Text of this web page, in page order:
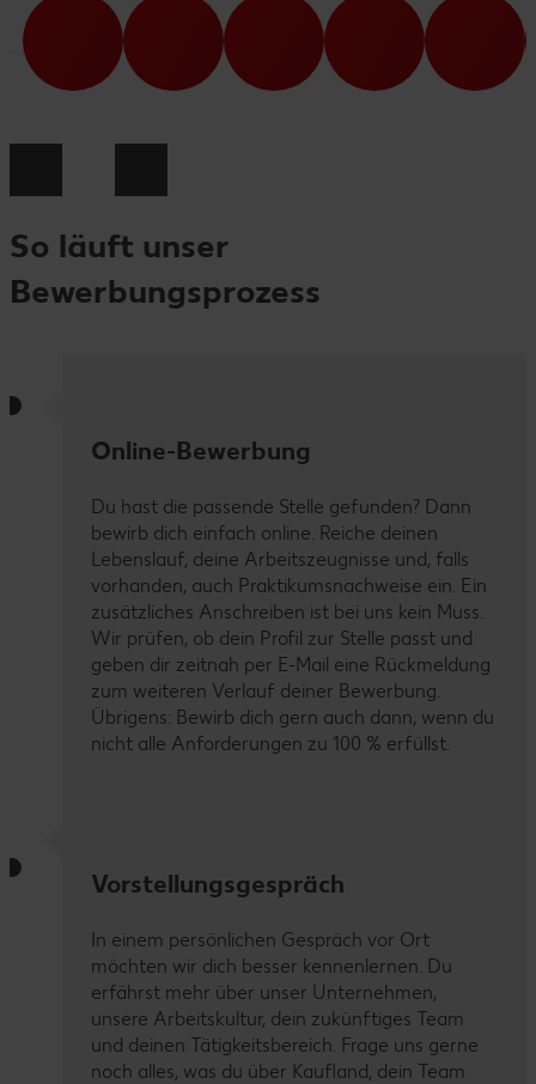
So läuft unser
Bewerbungsprozess
Online-Bewerbung
Du hast die passende Stelle gefunden? Dann
bewirb dich einfach online. Reiche deinen
Lebenslauf, deine Arbeitszeugnisse und, falls
vorhanden, auch Praktikumsnachweise ein. Ein
zusätzliches Anschreiben ist bei uns kein Muss.
Wir prüfen, ob dein Profil zur Stelle passt und
geben dir zeitnah per E-Mail eine Rückmeldung
zum weiteren Verlauf deiner Bewerbung.
Übrigens: Bewirb dich gern auch dann, wenn du
nicht alle Anforderungen zu 100 % erfüllst.
Vorstellungsgespräch
In einem persönlichen Gespräch vor Ort
möchten wir dich besser kennenlernen. Du
erfährst mehr über unser Unternehmen,
unsere Arbeitskultur, dein zukünftiges Team
und deinen Tätigkeitsbereich. Frage uns gerne
noch alles, was du über Kaufland, dein Team